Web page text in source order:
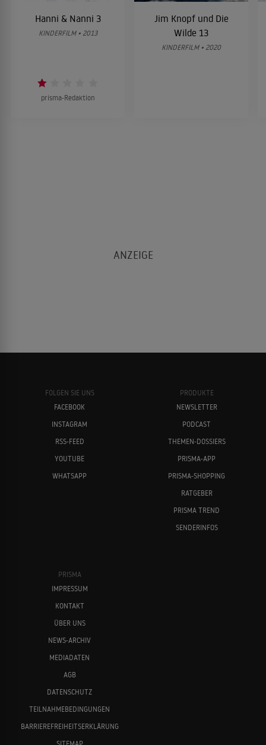
Hanni & Nanni 3
KINDERFILM • 2013
prisma-Redaktion
Jim Knopf und Die
Wilde 13
KINDERFILM • 2020
FOLGEN SIE UNS
FACEBOOK
INSTAGRAM
RSS-FEED
YOUTUBE
WHATSAPP
PRODUKTE
NEWSLETTER
PODCAST
THEMEN-DOSSIERS
PRISMA-APP
PRISMA-SHOPPING
RATGEBER
PRISMA TREND
SENDERINFOS
PRISMA
IMPRESSUM
KONTAKT
ÜBER UNS
NEWS-ARCHIV
MEDIADATEN
AGB
DATENSCHUTZ
TEILNAHMEBEDINGUNGEN
BARRIEREFREIHEITSERKLÄRUNG